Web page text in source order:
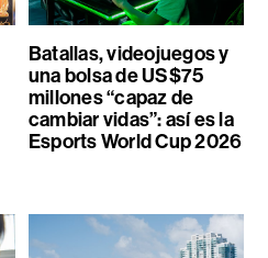
Batallas, videojuegos y
una bolsa de US$75
millones “capaz de
cambiar vidas”: así es la
Esports World Cup 2026